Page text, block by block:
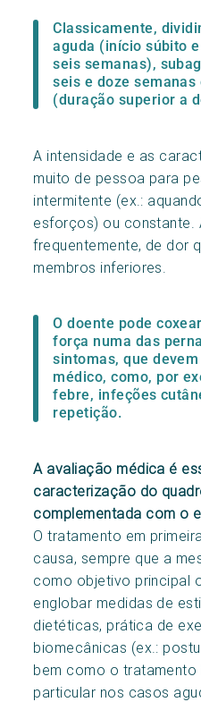
Classicamente,
aguda (início súbito
seis semanas),
seis e doze
(duração superior a
A intensidade e as
muito de pessoa para
intermitente (ex.:
esforços) ou constante.
frequentemente, de dor
membros inferiores.
O doente pode
força numa das
sintomas, que
médico, como, por
febre, infeções
repetição.
A avaliação médica é
caracterização do
complementada com o
O tratamento em
causa, sempre que a
como objetivo principal
englobar medidas de
dietéticas, prática de
biomecânicas (ex.:
bem como o
particular nos casos